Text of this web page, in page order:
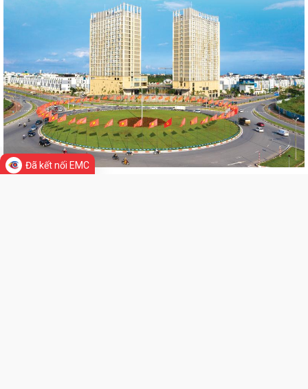
NGHỊ ĐỐI THOẠI DOANH NGHIỆP, HỘ KINH DOANH,...
PHƯỜNG NGÔ QUYỀN TỔ CHỨC GIAO BAN TỔ DÂN PHỐ SAU SẮP XẾP,
HỘI ĐỒNG NHÂN DÂN PHƯỜNG NGÔ QUYỀN THÔNG BÁO KẾT QUẢ KỲ
HỌP THỨ 4, KHÓA II, NHIỆM KỲ 2026 - 2031
PHƯỜNG NGÔ QUYỀN TUYÊN TRUYỀN VẬN ĐỘNG TỔ CHỨC, CÁ NHÂN
CÓ LIÊN QUAN THUÊ NHÀ, ĐẤT LÀ TÀI SẢN...
Kỳ họp thứ 4 HĐND Phường Ngô Quyền: Phân bổ bổ sung hơn 38 tỷ
THƯ VIỆN ẢNH
Đã kết nối EMC